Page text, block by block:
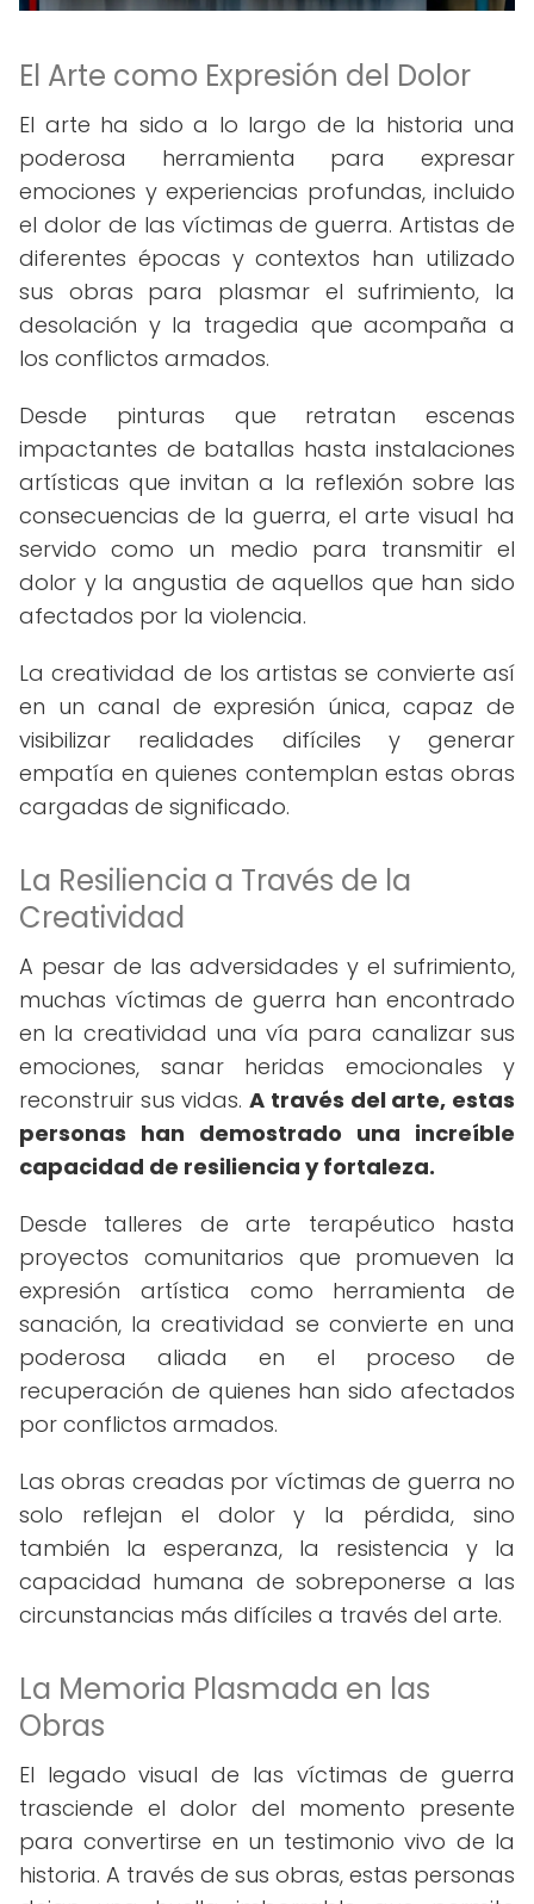
El Arte como Expresión del Dolor
El arte ha sido a lo largo de la historia una
poderosa herramienta para expresar
emociones y experiencias profundas, incluido
el dolor de las víctimas de guerra. Artistas de
diferentes épocas y contextos han utilizado
sus obras para plasmar el sufrimiento, la
desolación y la tragedia que acompaña a
los conflictos armados.
Desde pinturas que retratan escenas
impactantes de batallas hasta instalaciones
artísticas que invitan a la reflexión sobre las
consecuencias de la guerra, el arte visual ha
servido como un medio para transmitir el
dolor y la angustia de aquellos que han sido
afectados por la violencia.
La creatividad de los artistas se convierte así
en un canal de expresión única, capaz de
visibilizar realidades difíciles y generar
empatía en quienes contemplan estas obras
cargadas de significado.
La Resiliencia a Través de la
Creatividad
A pesar de las adversidades y el sufrimiento,
muchas víctimas de guerra han encontrado
en la creatividad una vía para canalizar sus
emociones, sanar heridas emocionales y
reconstruir sus vidas.A través del arte, estas
personas han demostrado una increíble
capacidad de resiliencia y fortaleza.
Desde talleres de arte terapéutico hasta
proyectos comunitarios que promueven la
expresión artística como herramienta de
sanación, la creatividad se convierte en una
poderosa aliada en el proceso de
recuperación de quienes han sido afectados
por conflictos armados.
Las obras creadas por víctimas de guerra no
solo reflejan el dolor y la pérdida, sino
también la esperanza, la resistencia y la
capacidad humana de sobreponerse a las
circunstancias más difíciles a través del arte.
La Memoria Plasmada en las
Obras
El legado visual de las víctimas de guerra
trasciende el dolor del momento presente
para convertirse en un testimonio vivo de la
historia. A través de sus obras, estas personas